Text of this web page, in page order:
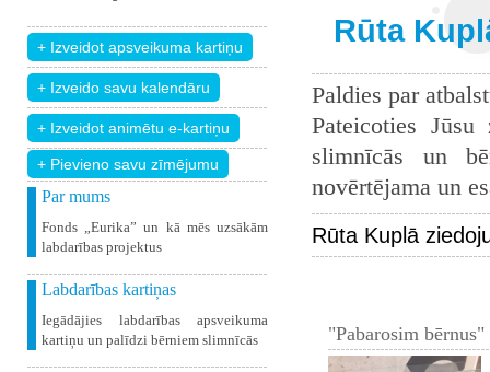
+ Pievieno savu zīmējumu
Par mums
Fonds „Eurika” un kā mēs uzsākām
labdarības projektus
Labdarības kartiņas
Iegādājies labdarības apsveikuma
kartiņu un palīdzi bērniem slimnīcās
Rūta
Paldies par
Pateicoties
slimnīcās un
novērtējama un
Rūta Kuplā
"Pabarosim